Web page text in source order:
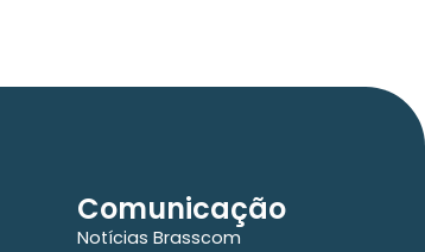
Comunicação
Notícias Brasscom